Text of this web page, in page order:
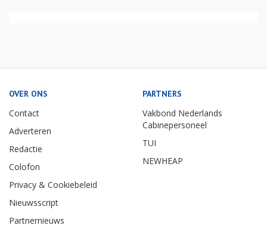
OVER ONS
Contact
Adverteren
Redactie
Colofon
Privacy & Cookiebeleid
Nieuwsscript
Partnernieuws
PARTNERS
Vakbond Nederlands
Cabinepersoneel
TUI
NEWHEAP